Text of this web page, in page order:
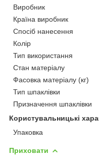
Виробник
Країна виробник
Спосіб нанесення
Колір
Тип використання
Стан матеріалу
Фасовка матеріалу (кг)
Тип шпаклівки
Призначення шпаклівки
Користувальницькі
Упаковка
Приховати